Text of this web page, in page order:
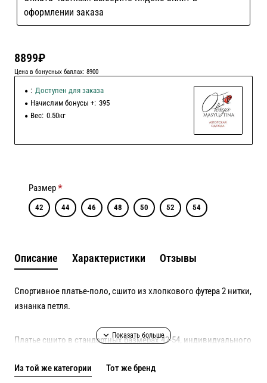
оформлении заказа
8899₽
Цена в бонусных баллах: 8900
: Доступен для заказа
Начислим бонусы +: 395
Вес: 0.50кг
Размер
42 44 46 48 50 52 54
Описание Характеристики Отзывы
Спортивное платье-поло, сшито из хлопкового футера 2 нитки,
изнанка петля.
Платье сшито в стандартных размерах 42-54, индивидуального
Из той же категории Тот же бренд